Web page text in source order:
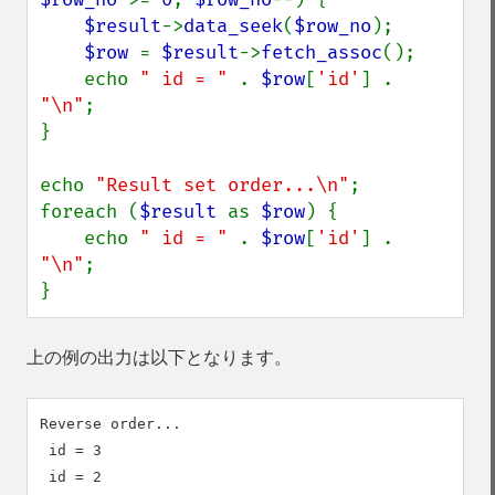
$result->data_seek($row_no );
$row = $result->fetch_assoc();
    echo
" id = " . $row[ 'id'
"\n" ;
}
echo "Result set order...\n" ;
foreach ($result as $row) {
    echo
" id = " . $row[ 'id'
"\n" ;
}
上の例の出力は以下となります。
Reverse order...
id = 3
id = 2